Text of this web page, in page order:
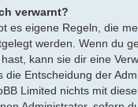
verwarnt?
es eigene Regeln, die
werden. Wenn du
kann sie dir eine
die Entscheidung der
Limited nichts mit